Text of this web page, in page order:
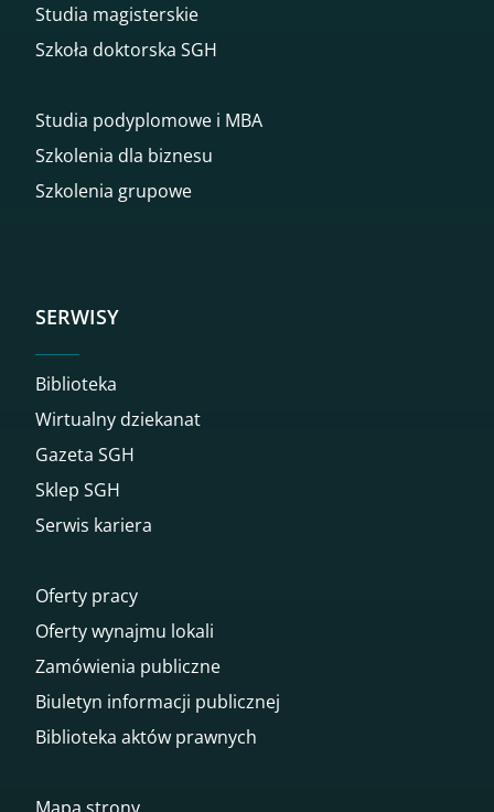
Studia magisterskie
Szkoła doktorska SGH
Studia podyplomowe i MBA
Szkolenia dla biznesu
Szkolenia grupowe
SERWISY
Biblioteka
Wirtualny dziekanat
Gazeta SGH
Sklep SGH
Serwis kariera
Oferty pracy
Oferty wynajmu lokali
Zamówienia publiczne
Biuletyn informacji publicznej
Biblioteka aktów prawnych